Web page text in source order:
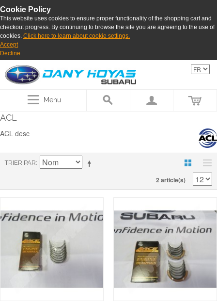
Cookie Policy
This website uses cookies to ensure proper functionality of the shopping cart and
checkout progress. By continuing to browse the site you are agreeing to the use of
cookies. Click here to learn about cookie settings.
Accept
Decline
Menu
ACL
ACL desc
TRIER PAR
2 article(s)